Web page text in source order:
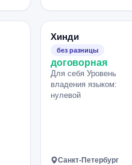
Хинди
без разницы
договорная
Для себя Уровень
владения языком:
нулевой
Санкт-Петербург